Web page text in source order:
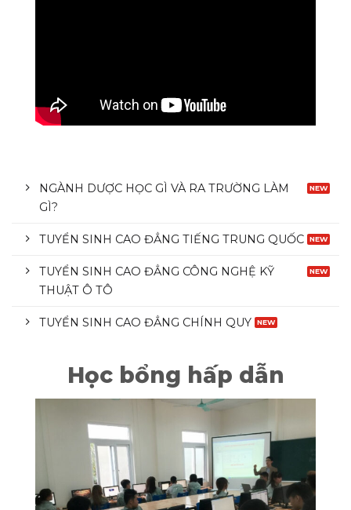
NGÀNH DƯỢC HỌC GÌ VÀ RA TRƯỜNG LÀM
GÌ?
TUYỂN SINH CAO ĐẲNG TIẾNG TRUNG QUỐC
TUYỂN SINH CAO ĐẲNG CÔNG NGHỆ KỸ
THUẬT Ô TÔ
TUYỂN SINH CAO ĐẲNG CHÍNH QUY
Học bổng hấp dẫn